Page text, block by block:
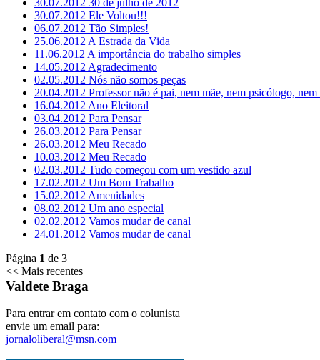
30.07.2012 30 de julho de 2012
30.07.2012 Ele Voltou!!!
06.07.2012 Tão Simples!
25.06.2012 A Estrada da Vida
11.06.2012 A importância do trabalho simples
14.05.2012 Agradecimento
02.05.2012 Nós não somos peças
20.04.2012 Professor não é pai, nem mãe, nem psicólogo, nem
16.04.2012 Ano Eleitoral
03.04.2012 Para Pensar
26.03.2012 Para Pensar
26.03.2012 Meu Recado
10.03.2012 Meu Recado
02.03.2012 Tudo começou com um vestido azul
17.02.2012 Um Bom Trabalho
15.02.2012 Amenidades
08.02.2012 Um ano especial
02.02.2012 Vamos mudar de canal
24.01.2012 Vamos mudar de canal
Página 1 de 3
<< Mais recentes
Valdete Braga
Para entrar em contato com o colunista
envie um email para:
jornaloliberal@msn.com